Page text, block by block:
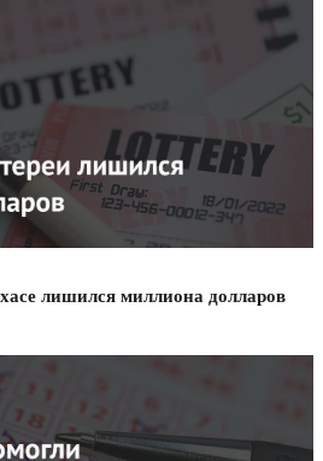
лишился миллиона долларов